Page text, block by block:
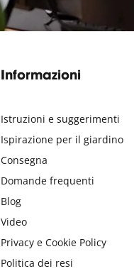
Informazioni
Istruzioni e suggerimenti
Ispirazione per il giardino
Consegna
Domande frequenti
Blog
Video
Privacy e Cookie Policy
Politica dei resi